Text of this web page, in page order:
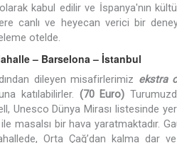
kabul edilir ve İspanya'nın
canlı ve heyecan verici bir
otelde.
– Barselona – İstanbul
dileyen misafirlerimiz ekstra
katılabilirler. (70 Euro)
Dünya Mirası listesinde yer
masalsı bir hava yaratmaktadır.
Orta Çağ’dan kalma dar